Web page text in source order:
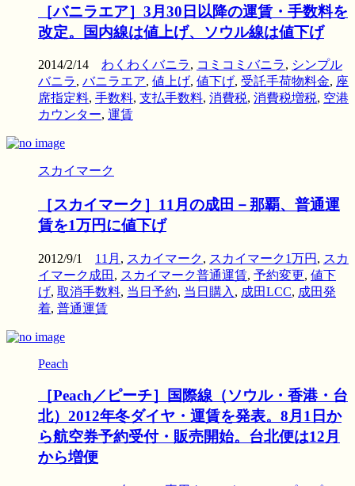
［バニラエア］3月30日以降の運賃・手数料を
改定。国内線は値上げ、ソウル線は値下げ
2014/2/14 わくわくバニラ, コミコミバニラ, シンプル
バニラ, バニラエア, 値上げ, 値下げ, 受託手荷物料金, 座
席指定料, 手数料, 支払手数料, 消費税, 消費税増税, 空港
カウンター, 運賃
スカイマーク
［スカイマーク］11月の成田－那覇、普通運
賃を1万円に値下げ
2012/9/1 11月 , スカイマーク, スカイマーク1万円 , スカ
イマーク成田 , スカイマーク普通運賃, 予約変更, 値下
げ, 取消手数料, 当日予約, 当日購入 , 成田LCC, 成田発
着, 普通運賃
Peach
［Peach／ピーチ］国際線（ソウル・香港・台
北）2012年冬ダイヤ・運賃を発表。8月1日か
ら航空券予約受付・販売開始。台北便は12月
から増便